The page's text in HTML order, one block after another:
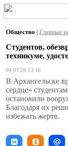
Общество | Главные
Студентов,
техникуме,
04.07.26 13:16
В Архангельске
сердце»
остановили
Благодаря их
избежать жертв.